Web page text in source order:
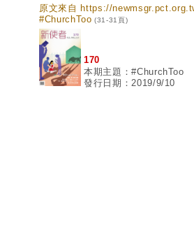
原文來自 https://
#ChurchToo (31-31頁)
170
本期主題：#ChurchToo
發行日期：2019/9/10